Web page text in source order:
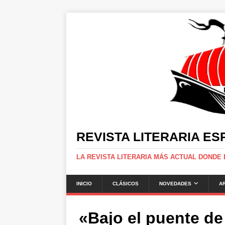
REVISTA LITERARIA
LA REVISTA LITERARIA MÁS ACTUAL
INICIO CLÁSICOS NOVEDADES
«Bajo el puente